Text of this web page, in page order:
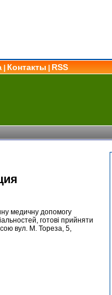
Контакты
RSS
медичну допомогу
готові прийняти
вул. М. Тореза, 5,